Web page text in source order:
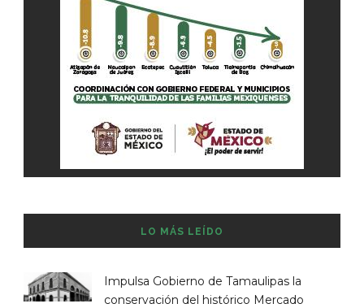
LO MÁS LEÍDO
Impulsa Gobierno de Tamaulipas la
conservación del histórico Mercado